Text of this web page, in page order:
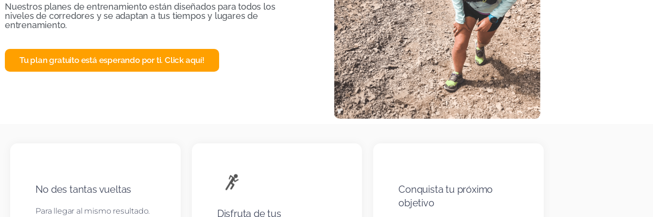
Nuestros planes de entrenamiento están diseñados para todos los
niveles de corredores y se adaptan a tus tiempos y lugares de
entrenamiento.
Tu plan gratuito está esperando por ti. Click aquí!
No des tantas vueltas
Para llegar al mismo resultado.
Disfruta de tus
Conquista tu próximo
objetivo